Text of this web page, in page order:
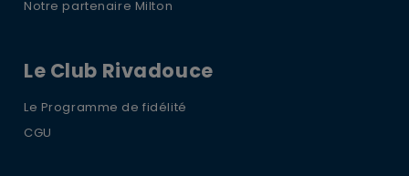
Notre partenaire Milton
Le Club Rivadouce
Le Programme de fidélité
CGU